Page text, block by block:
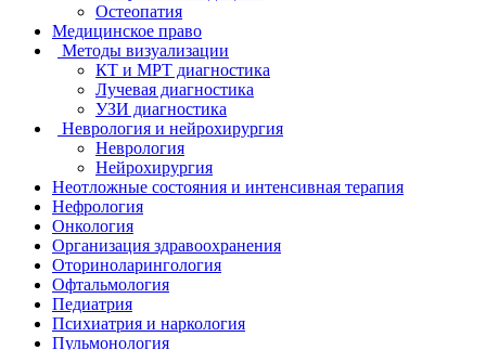
Остеопатия
Медицинское право
Методы визуализации
КТ и МРТ диагностика
Лучевая диагностика
УЗИ диагностика
Неврология и нейрохирургия
Неврология
Нейрохирургия
Неотложные состояния и интенсивная терапия
Нефрология
Онкология
Организация здравоохранения
Оториноларингология
Офтальмология
Педиатрия
Психиатрия и наркология
Пульмонология